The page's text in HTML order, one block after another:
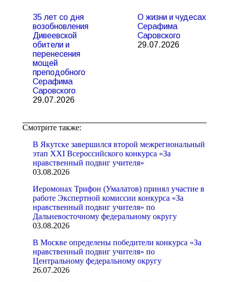
35 лет со дня
возобновления
Дивеевской
обители и
перенесения
мощей
преподобного
Серафима
Саровского
29.07.2026
О жизни и чудесах
Серафима
Саровского
29.07.2026
Смотрите также:
В Якутске завершился второй межрегиональный
этап XXI Всероссийского конкурса «За
нравственный подвиг учителя»
03.08.2026
Иеромонах Трифон (Умалатов) принял участие в
работе Экспертной комиссии конкурса «За
нравственный подвиг учителя» по
Дальневосточному федеральному округу
03.08.2026
В Москве определены победители конкурса «За
нравственный подвиг учителя» по
Центральному федеральному округу
26.07.2026